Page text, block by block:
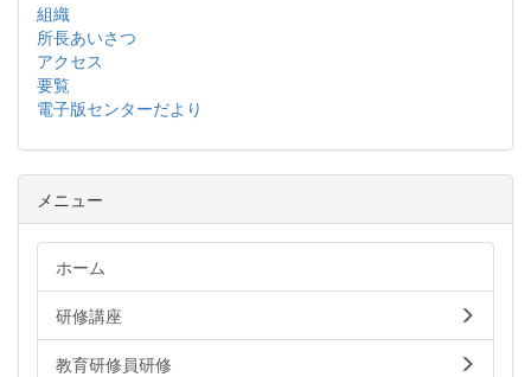
組織
所長あいさつ
アクセス
要覧
電子版センターだより
メニュー
ホーム
研修講座
教育研修員研修